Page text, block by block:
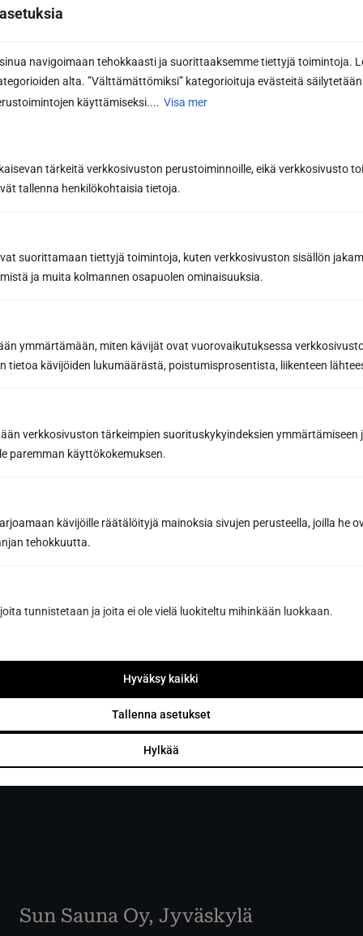
navigoimaan tehokkaasti ja suorittaaksemme tiettyjä toimintoja.
alta. ”Välttämättömiksi” kategorioituja evästeitä säilytetään
käyttämiseksi.... Visa mer
tärkeitä verkkosivuston perustoiminnoille, eikä verkkosivusto
tallenna henkilökohtaisia tietoja.
suorittamaan tiettyjä toimintoja, kuten verkkosivuston sisällön
ja muita kolmannen osapuolen ominaisuuksia.
ymmärtämään, miten kävijät ovat vuorovaikutuksessa
tietoa kävijöiden lukumäärästä, poistumisprosentista, liikenteen
verkkosivuston tärkeimpien suorituskykyindeksien ymmärtämiseen
paremman käyttökokemuksen.
kävijöille räätälöityjä mainoksia sivujen perusteella, joilla he
tehokkuutta.
tunnistetaan ja joita ei ole vielä luokiteltu mihinkään luokkaan.
Hylkää
Tallenna asetukset
Hyväksy kaikki
Prenumerera på
Få de bästa tipsen och knepen för en lyckad
basturenovering från ett proffs på
bästa bastuköpen
Prenumerera på nyhetsbrevet
Genom att prenumerera godkänner du Sun Sauna Oy:s
integritetspolicy
Du kan när som helst säga upp din prenumeration och du kommer
Har du redan ritat din drömbastu
bastudesign?
Designa din bastu
Sun Sauna Oy, Jyväskylä